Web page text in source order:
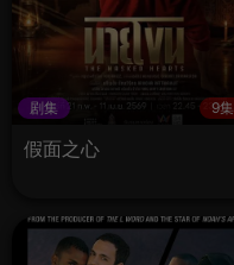
剧集 9集
假面之心